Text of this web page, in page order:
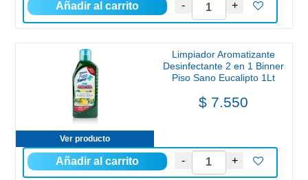
Ver producto
Limpiador Aromatizante
Desinfectante 2 en 1 Binner
Piso Sano Eucalipto 1Lt
$ 7.550